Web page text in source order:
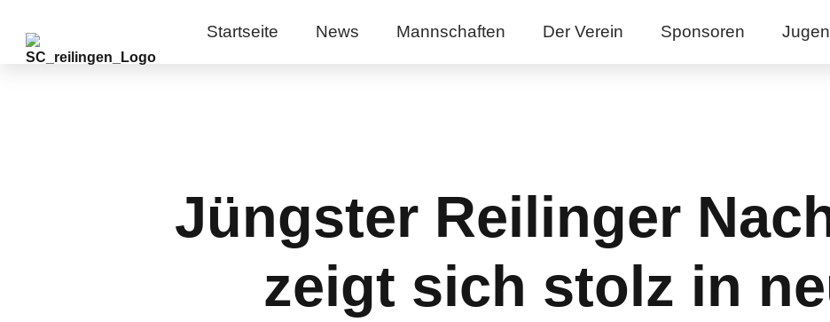
Startseite News Mannschaften Der Verein Sponsoren
Jüngster Reilinger
zeigt sich stolz in